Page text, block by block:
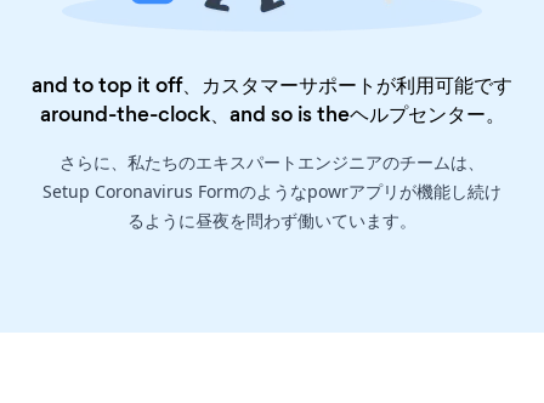
and to top it off、カスタマーサポートが利用可能です
around-the-clock、and so is theヘルプセンター。
さらに、私たちのエキスパートエンジニアのチームは、
Setup Coronavirus Formのようなpowrアプリが機能し続け
るように昼夜を問わず働いています。